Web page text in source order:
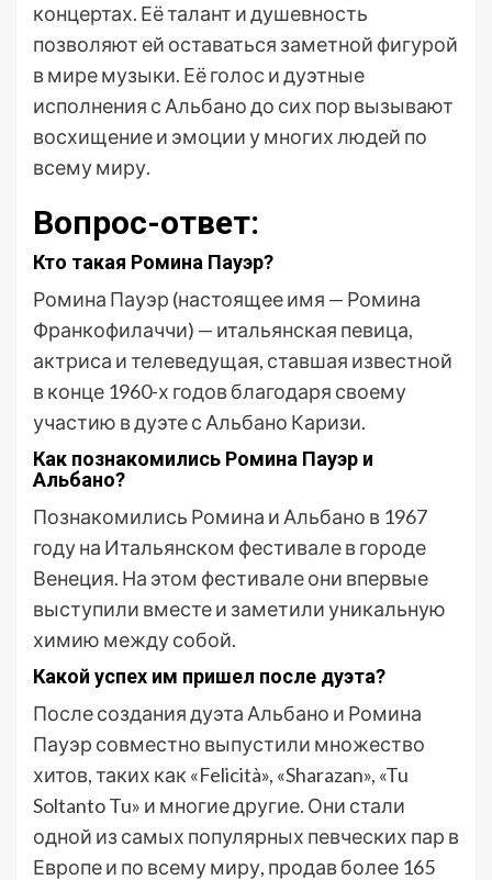
концертах. Её талант и душевность
позволяют ей оставаться заметной фигурой
в мире музыки. Её голос и дуэтные
исполнения с Альбано до сих пор вызывают
восхищение и эмоции у многих людей по
всему миру.
Вопрос-ответ:
Кто такая Ромина Пауэр?
Ромина Пауэр (настоящее имя — Ромина
Франкофилаччи) — итальянская певица,
актриса и телеведущая, ставшая известной
в конце 1960-х годов благодаря своему
участию в дуэте с Альбано Каризи.
Как познакомились Ромина Пауэр и
Альбано?
Познакомились Ромина и Альбано в 1967
году на Итальянском фестивале в городе
Венеция. На этом фестивале они впервые
выступили вместе и заметили уникальную
химию между собой.
Какой успех им пришел после дуэта?
После создания дуэта Альбано и Ромина
Пауэр совместно выпустили множество
хитов, таких как «Felicità», «Sharazan», «Tu
Soltanto Tu» и многие другие. Они стали
одной из самых популярных певческих пар в
Европе и по всему миру, продав более 165